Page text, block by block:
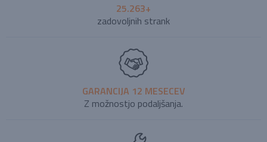
25.263+
zadovoljnih strank
GARANCIJA 12 MESECEV
Z možnostjo podaljšanja.